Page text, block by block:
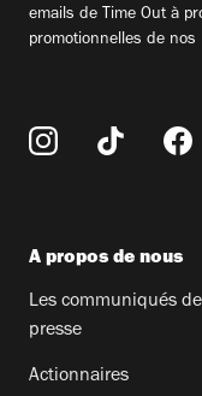
emails de Time Out à
promotionnelles de nos
A propos de nous
Les communiqués de
presse
Actionnaires